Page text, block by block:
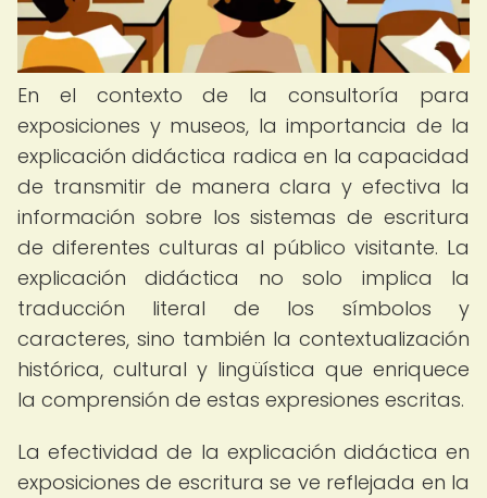
En el contexto de la consultoría para
exposiciones y museos, la importancia de la
explicación didáctica radica en la capacidad
de transmitir de manera clara y efectiva la
información sobre los sistemas de escritura
de diferentes culturas al público visitante. La
explicación didáctica no solo implica la
traducción literal de los símbolos y
caracteres, sino también la contextualización
histórica, cultural y lingüística que enriquece
la comprensión de estas expresiones escritas.
La efectividad de la explicación didáctica en
exposiciones de escritura se ve reflejada en la